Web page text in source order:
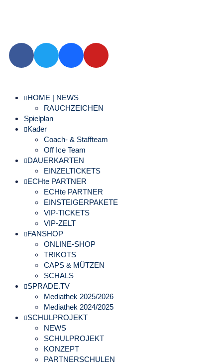
HOME | NEWS
RAUCHZEICHEN
Spielplan
Kader
Coach- & Staffteam
Off Ice Team
DAUERKARTEN
EINZELTICKETS
ECHte PARTNER
ECHte PARTNER
EINSTEIGERPAKETE
VIP-TICKETS
VIP-ZELT
FANSHOP
ONLINE-SHOP
TRIKOTS
CAPS & MÜTZEN
SCHALS
SPRADE.TV
Mediathek 2025/2026
Mediathek 2024/2025
SCHULPROJEKT
NEWS
SCHULPROJEKT
KONZEPT
PARTNERSCHULEN